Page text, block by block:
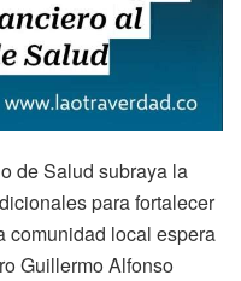
de Salud subraya la
para fortalecer
comunidad local espera
Guillermo Alfonso